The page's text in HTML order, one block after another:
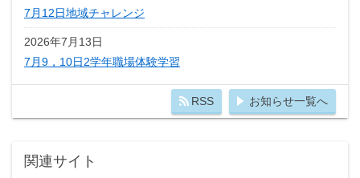
7月12日地域チャレンジ
2026年7月13日
7月9，10日2学年職場体験学習
RSS お知らせ一覧へ
関連サイト